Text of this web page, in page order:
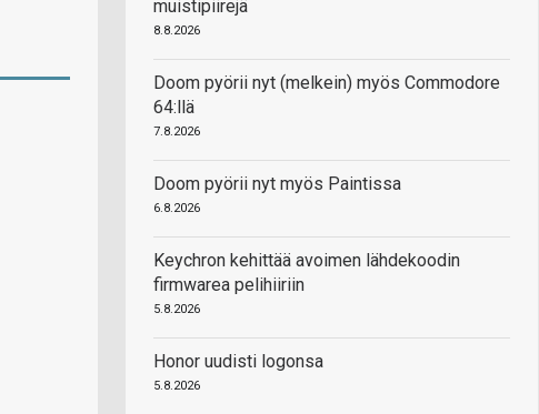
muistipiirejä
8.8.2026
Doom pyörii nyt (melkein) myös Commodore
64:llä
7.8.2026
Doom pyörii nyt myös Paintissa
6.8.2026
Keychron kehittää avoimen lähdekoodin
firmwarea pelihiiriin
5.8.2026
Honor uudisti logonsa
5.8.2026